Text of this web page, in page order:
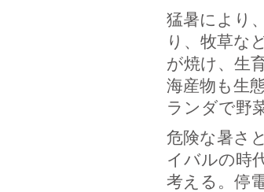
猛暑により
り、牧草な
が焼け、生
海産物も生
ランダで野
危険な暑さ
イバルの時
考える。停